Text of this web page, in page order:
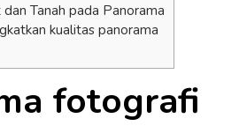
Tanah pada Panorama
kualitas panorama
fotografi